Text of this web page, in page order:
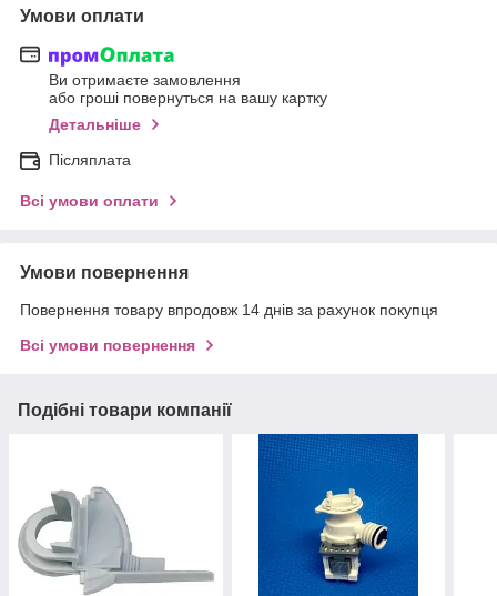
Умови оплати
Ви отримаєте замовлення
або гроші повернуться на вашу картку
Детальніше
Післяплата
Всі умови оплати
Умови повернення
Повернення товару впродовж 14 днів за рахунок покупця
Всі умови повернення
Подібні товари компанії